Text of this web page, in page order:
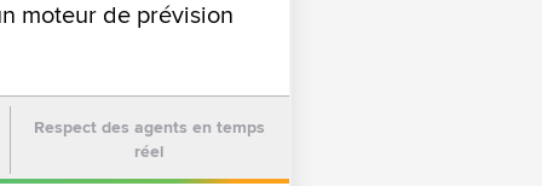
moteur de prévision
Respect des agents en temps
réel